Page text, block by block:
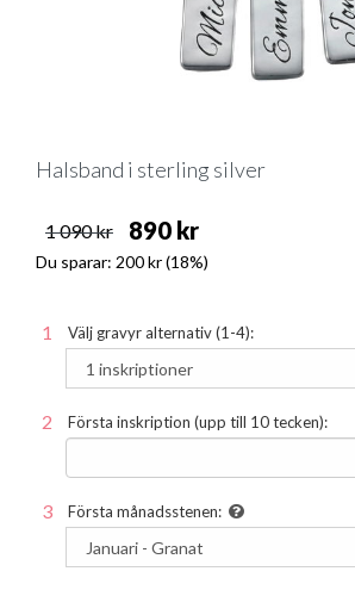
Halsband i sterling silver
1 090 kr 890 kr
Du sparar: 200 kr(18%)
Välj gravyr alternativ (1-4):
Första inskription (upp till 10 tecken):
Första månadsstenen: